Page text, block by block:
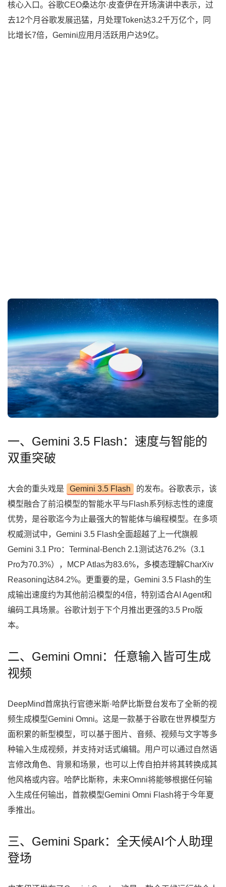
核心入口。谷歌CEO桑达尔·皮查伊在开场演讲中表示，过
去12个月谷歌发展迅猛，月处理Token达3.2千万亿个，同
比增长7倍，Gemini应用月活跃用户达9亿。
一、Gemini 3.5 Flash：速度与智能的
双重突破
大会的重头戏是 Gemini 3.5 Flash
的发布。谷歌表示，该
模型融合了前沿模型的智能水平与Flash系列标志性的速度
优势，是谷歌迄今为止最强大的智能体与编程模型。在多项
权威测试中，Gemini 3.5 Flash全面超越了上一代旗舰
Gemini 3.1 Pro：Terminal-Bench 2.1测试达76.2%（3.1
Pro为70.3%），MCP Atlas为83.6%，多模态理解CharXiv
Reasoning达84.2%。更重要的是，Gemini 3.5 Flash的生
成输出速度约为其他前沿模型的4倍，特别适合AI Agent和
编码工具场景。谷歌计划于下个月推出更强的3.5 Pro版
本。
二、Gemini Omni：任意输入皆可生成
视频
DeepMind首席执行官德米斯·哈萨比斯登台发布了全新的视
频生成模型Gemini Omni。这是一款基于谷歌在世界模型方
面积累的新型模型，可以基于图片、音频、视频与文字等多
种输入生成视频，并支持对话式编辑。用户可以通过自然语
言修改角色、背景和场景，也可以上传自拍并将其转换成其
他风格或内容。哈萨比斯称，未来Omni将能够根据任何输
入生成任何输出，首款模型Gemini Omni Flash将于今年夏
季推出。
三、Gemini Spark：全天候AI个人助理
登场